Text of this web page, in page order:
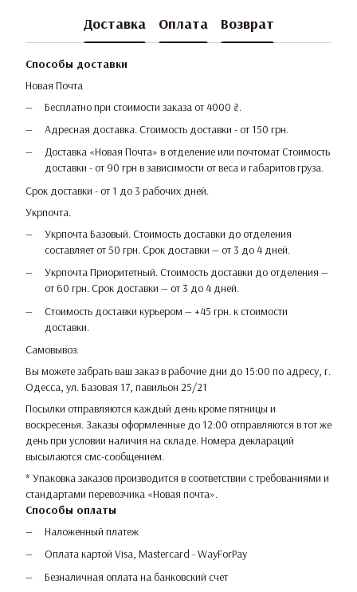
Доставка Оплата Возврат
Способы доставки
Новая Почта
Бесплатно при стоимости заказа от 4000 ₴.
Адресная доставка. Стоимость доставки - от 150 грн.
Доставка «Новая Почта» в отделение или почтомат Стоимость
доставки - от 90 грн в зависимости от веса и габаритов груза.
Срок доставки - от 1 до 3 рабочих дней.
Укрпочта.
Укрпочта Базовый. Стоимость доставки до отделения
составляет от 50 грн. Срок доставки — от 3 до 4 дней.
Укрпочта Приоритетный. Стоимость доставки до отделения —
от 60 грн. Срок доставки — от 3 до 4 дней.
Стоимость доставки курьером — +45 грн. к стоимости
доставки.
Самовывоз.
Вы можете забрать ваш заказ в рабочие дни до 15:00 по адресу, г.
Одесса, ул. Базовая 17, павильон 25/21
Посылки отправляются каждый день кроме пятницы и
воскресенья. Заказы оформленные до 12:00 отправляются в тот же
день при условии наличия на складе. Номера деклараций
высылаются смс-сообщением.
* Упаковка заказов производится в соответствии с требованиями и
стандартами перевозчика «Новая почта».
Способы оплаты
Наложенный платеж
Оплата картой Visa, Mastercard - WayForPay
Безналичная оплата на банковский счет